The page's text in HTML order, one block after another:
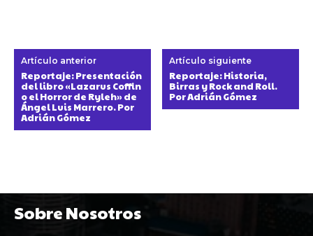
Artículo anterior
Reportaje: Presentación
del libro «Lazarus Coffin
o el Horror de Ryleh» de
Ángel Luis Marrero. Por
Adrián Gómez
Artículo siguiente
Reportaje: Historia,
Birras y Rock and Roll.
Por Adrián Gómez
Sobre Nosotros